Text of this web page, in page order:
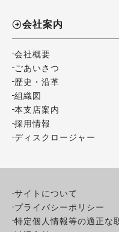
会社案内
会社概要
ごあいさつ
歴史・沿革
組織図
本支店案内
採用情報
ディスクロージャー
サイトについて
プライバシーポリシー
特定個人情報等の適正な